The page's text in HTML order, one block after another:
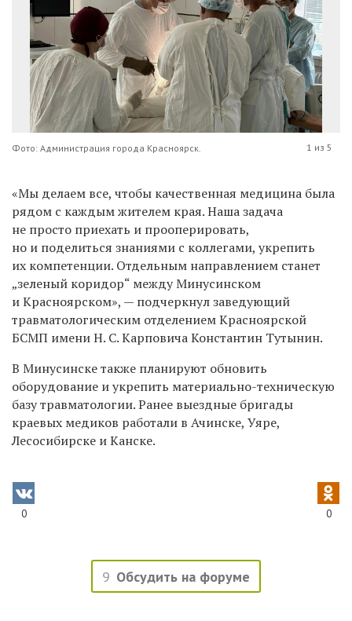
Фото: Администрация города Красноярск. 1 из 5
«Мы делаем все, чтобы качественная медицина была
рядом с каждым жителем края. Наша задача
не просто приехать и прооперировать,
но и поделиться знаниями с коллегами, укрепить
их компетенции. Отдельным направлением станет
„зеленый коридор“ между Минусинском
и Красноярском», — подчеркнул заведующий
травматологическим отделением Красноярской
БСМП имени Н. С. Карповича Константин Тутынин.
В Минусинске также планируют обновить
оборудование и укрепить материально-техническую
базу травматологии. Ранее выездные бригады
краевых медиков работали в Ачинске, Уяре,
Лесосибирске и Канске.
0 0
9 Обсудить на форуме